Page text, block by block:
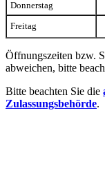
Donnerstag
Freitag
Öffnungszeiten bzw.
abweichen, bitte
Bitte beachten Sie die
Zulassungsbehörde.